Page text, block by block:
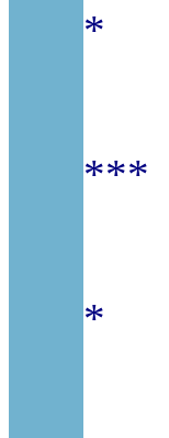
*
***
*